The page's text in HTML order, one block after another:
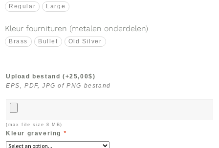
Regular Large
Kleur fournituren (metalen onderdelen)
Brass Bullet Old Silver
Upload bestand (+25,00$)
EPS, PDF, JPG of PNG bestand
(max file size 8 MB)
Kleur gravering *